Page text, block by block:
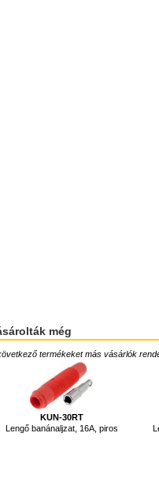
még
termékeket más vásárlók
KUN-30RT
Lengő banánaljzat, 16A, piros